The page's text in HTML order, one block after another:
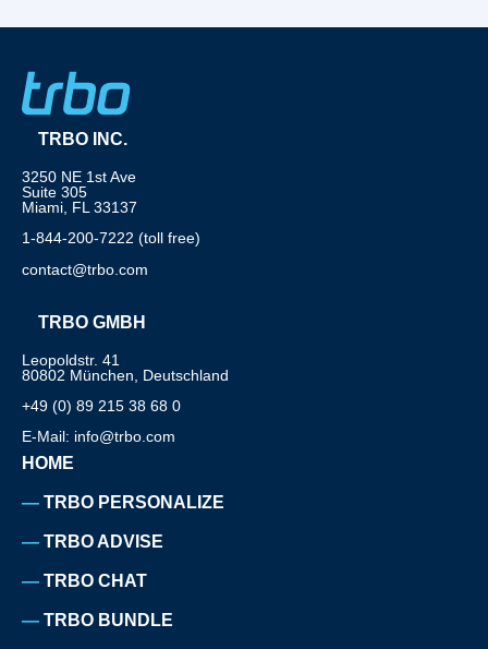
TRBO INC.
3250 NE 1st Ave
Suite 305
Miami, FL 33137
1-844-200-7222 (toll free)
contact@trbo.com
TRBO GMBH
Leopoldstr. 41
80802 München, Deutschland
+49 (0) 89 215 38 68 0
E-Mail: info@trbo.com
HOME
TRBO PERSONALIZE
TRBO ADVISE
TRBO CHAT
TRBO BUNDLE